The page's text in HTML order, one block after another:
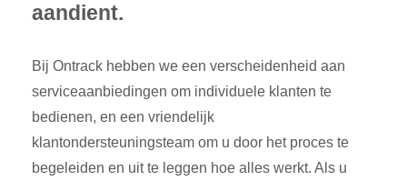
aandient.
Bij Ontrack hebben we een verscheidenheid aan
serviceaanbiedingen om individuele klanten te
bedienen, en een vriendelijk
klantondersteuningsteam om u door het proces te
begeleiden en uit te leggen hoe alles werkt. Als u